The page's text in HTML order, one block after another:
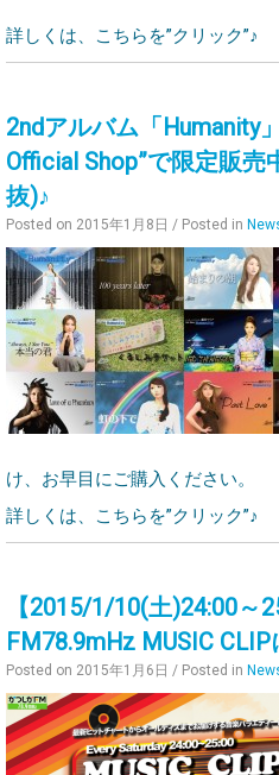
詳しくは、こちらを”クリック”♪
2ndアルバム「Humanity
Official Shop”で限定販売
抜)♪
Posted on 2015年1月8日 / Posted in
け、お早目にご購入ください。
詳しくは、こちらを”クリック”♪
【2015/1/10(土)24:00～
FM78.9mHz MUSIC CLIP
Posted on 2015年1月6日 / Posted in